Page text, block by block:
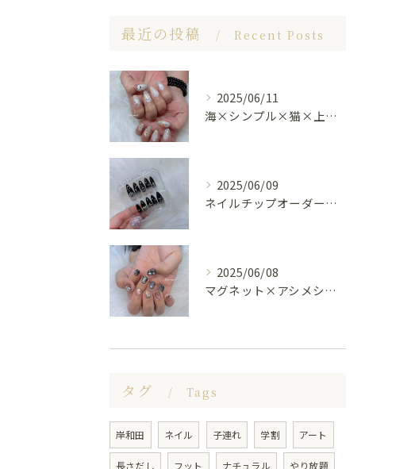
最近の投稿 Recent Posts
2025/06/11
海×シンプル×猫×上品 nail🐈🐚✨
2025/06/09
ネイルチップオーダー受け付けてます😊🤍
2025/06/08
マグネット×アシメシルバー nail🤍🩶
タグ Tags
岸和田 ネイル 子連れ 学割 アート
長さだし フット ナチュラル やり放題